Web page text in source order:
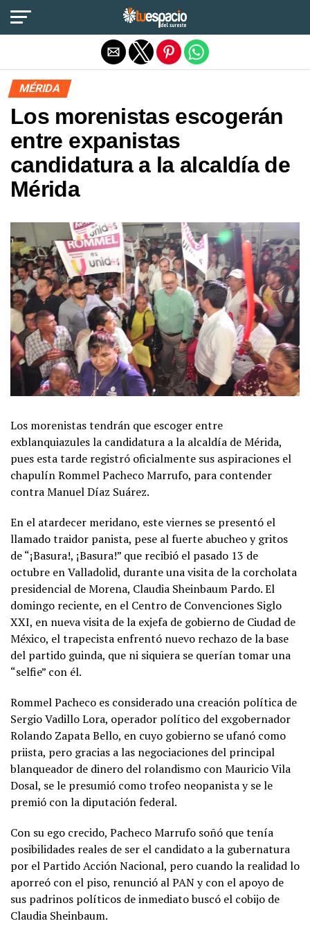
MÉRIDA
Los morenistas escogerán
entre expanistas
candidatura a la alcaldía de
Mérida
Los morenistas tendrán que escoger entre
exblanquiazules la candidatura a la alcaldía de Mérida,
pues esta tarde registró oficialmente sus aspiraciones el
chapulín Rommel Pacheco Marrufo, para contender
contra Manuel Díaz Suárez.
En el atardecer meridano, este viernes se presentó el
llamado traidor panista, pese al fuerte abucheo y gritos
de “¡Basura!, ¡Basura!” que recibió el pasado 13 de
octubre en Valladolid, durante una visita de la corcholata
presidencial de Morena, Claudia Sheinbaum Pardo. El
domingo reciente, en el Centro de Convenciones Siglo
XXI, en nueva visita de la exjefa de gobierno de Ciudad de
México, el trapecista enfrentó nuevo rechazo de la base
del partido guinda, que ni siquiera se querían tomar una
“selfie” con él.
Rommel Pacheco es considerado una creación política de
Sergio Vadillo Lora, operador político del exgobernador
Rolando Zapata Bello, en cuyo gobierno se ufanó como
priista, pero gracias a las negociaciones del principal
blanqueador de dinero del rolandismo con Mauricio Vila
Dosal, se le presumió como trofeo neopanista y se le
premió con la diputación federal.
Con su ego crecido, Pacheco Marrufo soñó que tenía
posibilidades reales de ser el candidato a la gubernatura
por el Partido Acción Nacional, pero cuando la realidad lo
aporreó con el piso, renunció al PAN y con el apoyo de
sus padrinos políticos de inmediato buscó el cobijo de
Claudia Sheinbaum.
Salir de la versión móvil